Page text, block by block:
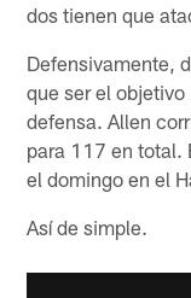
dos tienen que
Defensivamente,
que ser el
defensa. Allen
para 117 en total.
el domingo en el
Así de simple.